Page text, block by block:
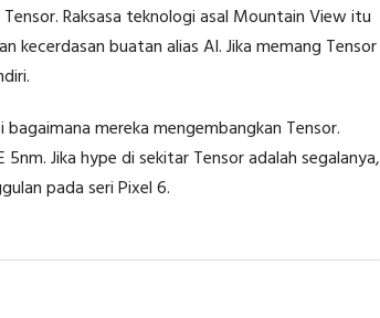
Raksasa teknologi asal Mountain View itu
kecerdasan buatan alias AI. Jika memang Tensor
mereka mengembangkan Tensor.
Jika hype di sekitar Tensor adalah segalanya,
pada seri Pixel 6.